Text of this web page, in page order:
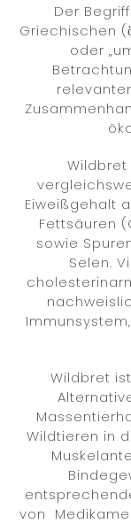
Der
Griechischen (
oder
Eiweißgehalt
Fettsäuren
sowie
Selen.
Wildbret
Wildtieren in
von